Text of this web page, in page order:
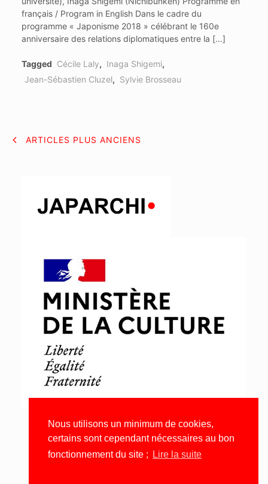
Nous utilisons un minimum de cookies,
certains sont cependant nécessaires au bon
fonctionnement du site ;
Lire la suite
français / Program in English Dans le cadre du
programme « Japonisme 2018 » célébrant le 160e
anniversaire des relations diplomatiques entre la […]
Tagged Cécile Laly, Inaga Shigemi,
Jean-Sébastien Cluzel, Sylvie Brosseau
NAVIGATION
ARTICLES PLUS ANCIENS